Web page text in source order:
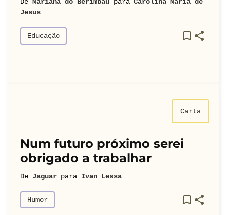
Jesus
Educação
Carta
Num futuro próximo serei
obrigado a trabalhar
De Jaguar para Ivan Lessa
Humor